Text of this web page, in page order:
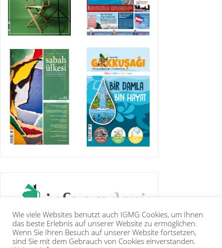
Wie viele Websites benutzt auch IGMG Cookies, um Ihnen
das beste Erlebnis auf unserer Website zu ermöglichen.
Wenn Sie Ihren Besuch auf unserer Website fortsetzen,
sind Sie mit dem Gebrauch von Cookies einverstanden.